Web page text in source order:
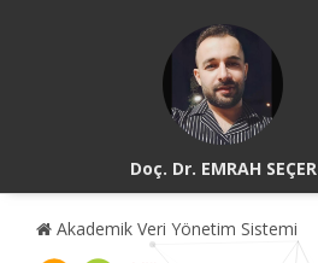
Doç. Dr. EMRAH SEÇER
Akademik Veri Yönetim Sistemi